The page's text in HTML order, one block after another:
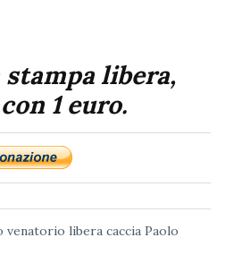
libera,
1 euro.
venatorio libera caccia Paolo